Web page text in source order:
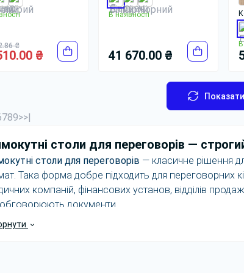
₴
₴
В наявності
41 670.00 ₴
789>>|
столи для переговорів —
столи для переговорів — класичне рішення
Така форма добре підходить для переговорних
компаній, фінансових установ, відділів
документи.
переговорний стіл створює зрозумілу